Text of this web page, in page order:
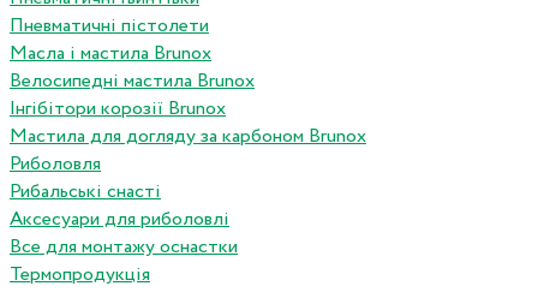
Пневматичні пістолети
Масла і мастила Brunox
Велосипедні мастила Brunox
Інгібітори корозії Brunox
Мастила для догляду за карбоном Brunox
Риболовля
Рибальські снасті
Аксесуари для риболовлі
Все для монтажу оснастки
Термопродукція